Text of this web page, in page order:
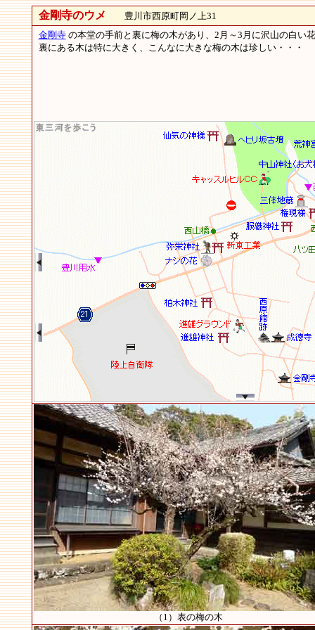
金剛寺のウメ 豊川市西原町岡ノ上31
金剛寺の本堂の手前と裏に梅の木があり、2月～3月に沢山の白い
裏にある木は特に大きく、こんなに大きな梅の木は珍しい・・・
（1）表の梅の木